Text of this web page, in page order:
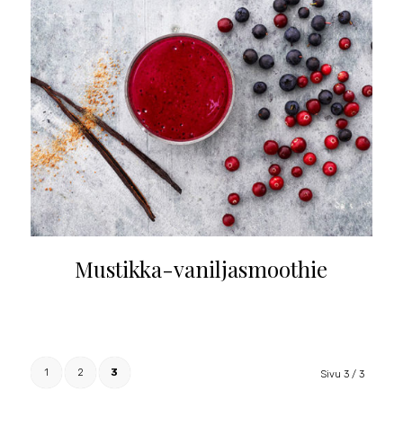
Mustikka-vaniljasmoothie
Sivu 3 / 3
1 2 3